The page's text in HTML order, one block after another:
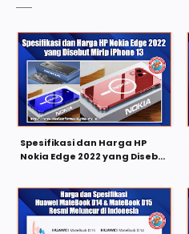
Spesifikasi dan Harga HP
Nokia Edge 2022 yang Disebut